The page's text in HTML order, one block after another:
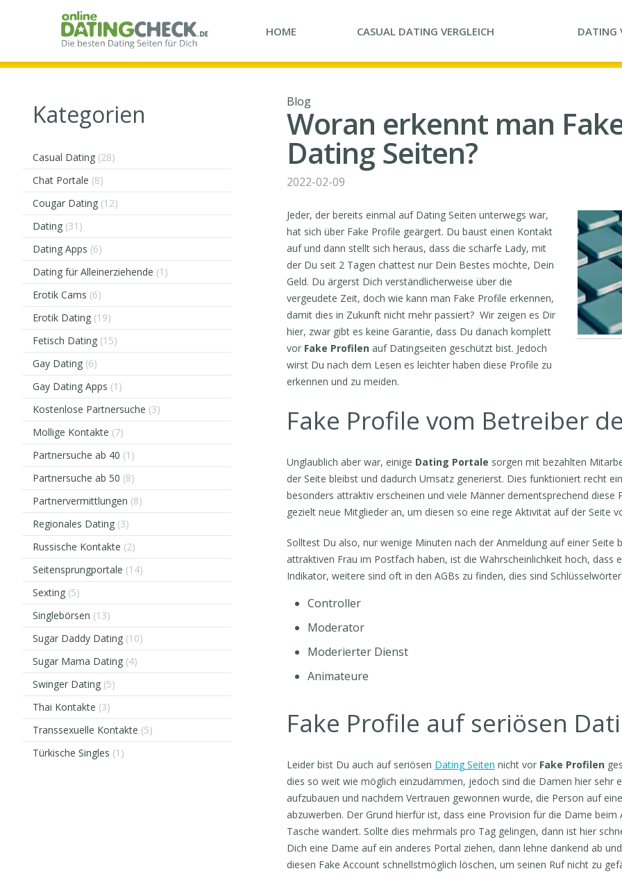
HOME CASUAL DATING VERGLEICH DATING
Kategorien
Casual Dating (28)
Chat Portale (8)
Cougar Dating (12)
Dating (31)
Dating Apps (6)
Dating für Alleinerziehende (1)
Erotik Cams (6)
Erotik Dating (19)
Fetisch Dating (15)
Gay Dating (6)
Gay Dating Apps (1)
Kostenlose Partnersuche (3)
Mollige Kontakte (7)
Partnersuche ab 40 (1)
Partnersuche ab 50 (8)
Partnervermittlungen (8)
Regionales Dating (3)
Russische Kontakte (2)
Seitensprungportale (14)
Sexting (5)
Singlebörsen (13)
Sugar Daddy Dating (10)
Sugar Mama Dating (4)
Swinger Dating (5)
Thai Kontakte (3)
Transsexuelle Kontakte (5)
Türkische Singles (1)
Blog
Woran erkennt man
Dating Seiten?
2022-02-09
Jeder, der bereits einmal auf Dating Seiten unterwegs war,
hat sich über Fake Profile geärgert. Du baust einen Kontakt
auf und dann stellt sich heraus, dass die scharfe Lady, mit
der Du seit 2 Tagen chattest nur Dein Bestes möchte, Dein
Geld. Du ärgerst Dich verständlicherweise über die
vergeudete Zeit, doch wie kann man Fake Profile erkennen,
damit dies in Zukunft nicht mehr passiert? Wir zeigen es Dir
hier, zwar gibt es keine Garantie, dass Du danach komplett
vor Fake Profilenauf Datingseiten geschützt bist. Jedoch
wirst Du nach dem Lesen es leichter haben diese Profile zu
erkennen und zu meiden.
Fake Profile vom Betreiber
Unglaublich aber war, einige Dating Portale sorgen mit bezahlten
der Seite bleibst und dadurch Umsatz generierst. Dies funktioniert recht
besonders attraktiv erscheinen und viele Männer dementsprechend
gezielt neue Mitglieder an, um diesen so eine rege Aktivität auf der Seite
Solltest Du also, nur wenige Minuten nach der Anmeldung auf einer
attraktiven Frau im Postfach haben, ist die Wahrscheinlichkeit hoch, dass
Indikator, weitere sind oft in den AGBs zu finden, dies sind
Controller
Moderator
Moderierter Dienst
Animateure
Fake Profile auf seriösen
Leider bist Du auch auf seriösen Dating Seiten nicht vor Fake Profilen
dies so weit wie möglich einzudämmen, jedoch sind die Damen hier sehr
aufzubauen und nachdem Vertrauen gewonnen wurde, die Person auf
abzuwerben. Der Grund hierfür ist, dass eine Provision für die Dame
Tasche wandert. Sollte dies mehrmals pro Tag gelingen, dann ist hier
Dich eine Dame auf ein anderes Portal ziehen, dann lehne dankend ab
diesen Fake Account schnellstmöglich löschen, um seinen Ruf nicht zu